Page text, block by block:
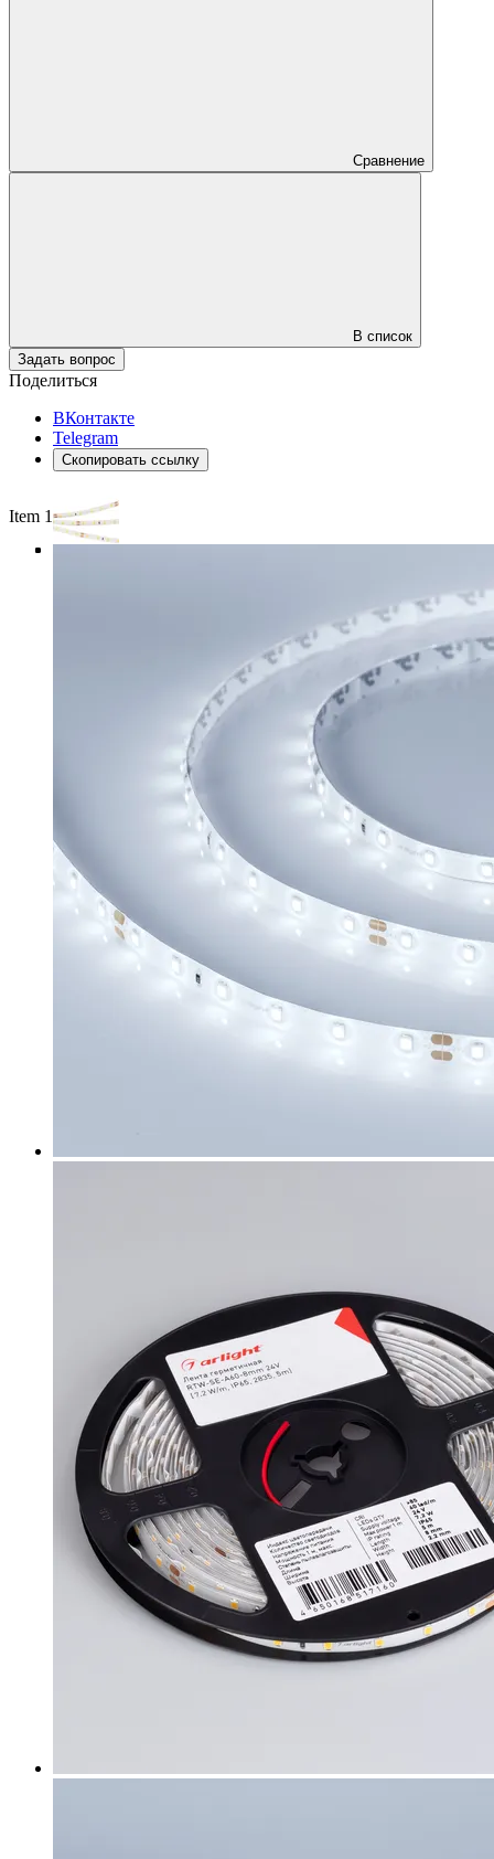
Сравнение
В список
Задать вопрос
Поделиться
ВКонтакте
Telegram
Скопировать ссылку
Item 1 of 4